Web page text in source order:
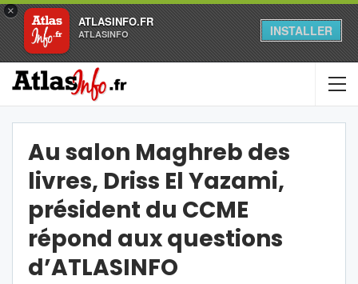
×
ATLASINFO.FR
ATLASINFO INSTALLER
Au salon Maghreb des
livres, Driss El Yazami,
président du CCME
répond aux questions
d’ATLASINFO